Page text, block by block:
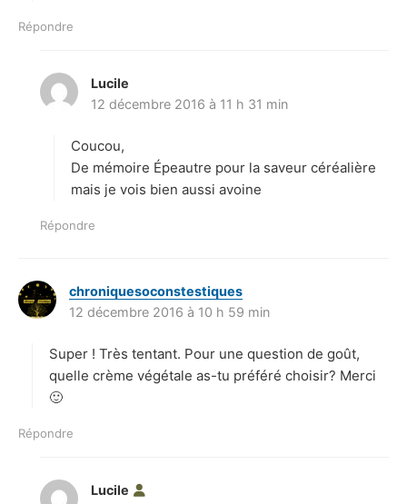
Répondre
Lucile
i
:
12 décembre 2016 à 11 h 31 min
Coucou,
De mémoire Épeautre pour la saveur céréalière
mais je vois bien aussi avoine
Répondre
chroniquesoconstestiques
i
:
12 décembre 2016 à 10 h 59 min
Super ! Très tentant. Pour une question de goût,
quelle crème végétale as-tu préféré choisir? Merci
🙂
Répondre
Lucile